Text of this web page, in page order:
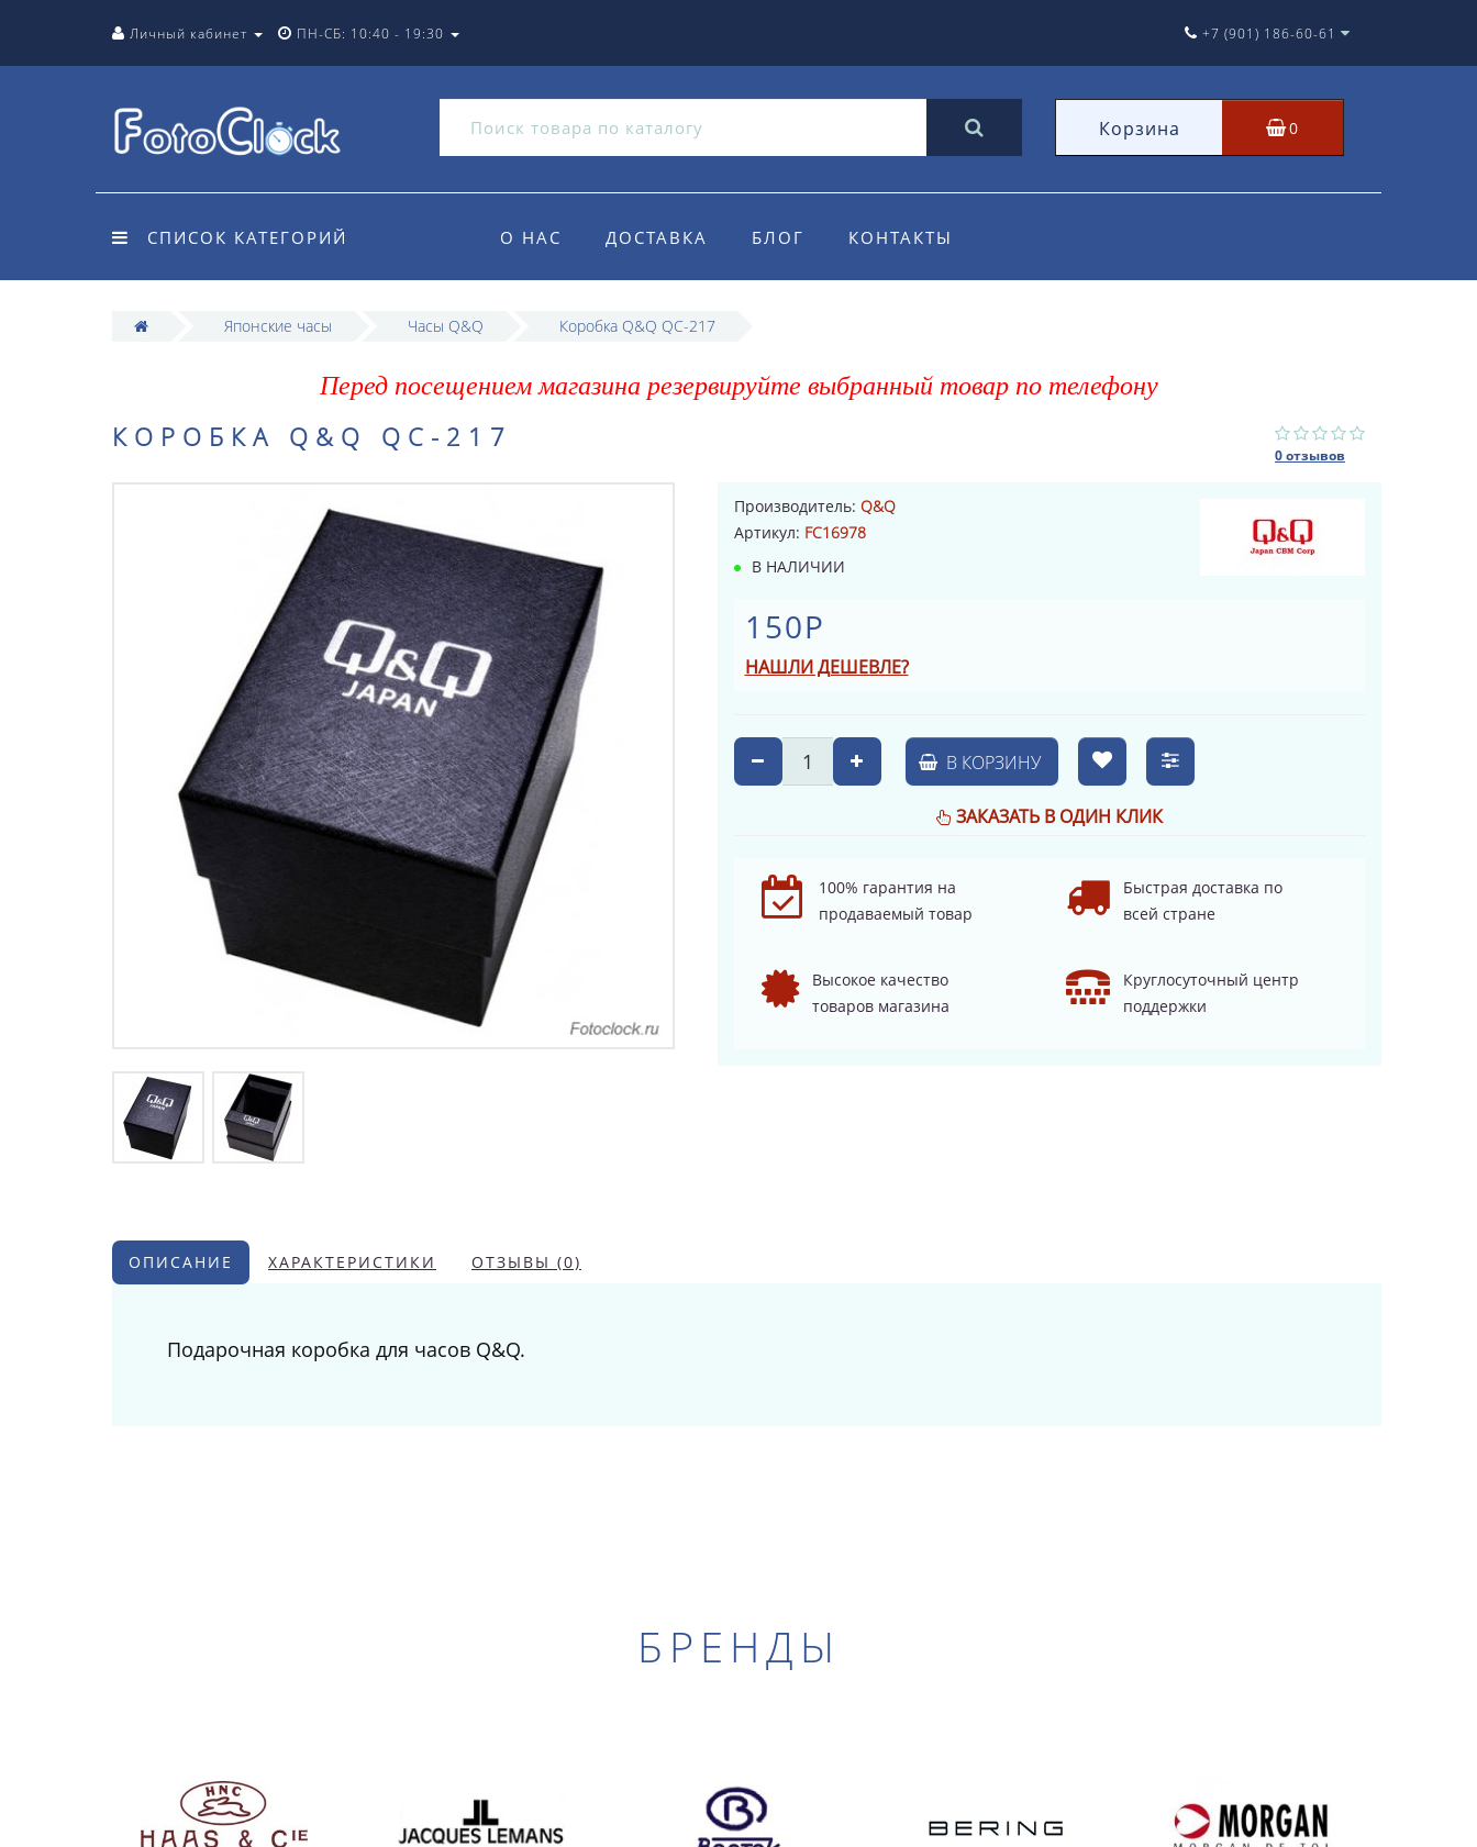
Личный кабинет ПН-СБ: 10:40 - 19:30 +7 (901) 186-60-61
Корзина 0
СПИСОК КАТЕГОРИЙ О НАС ДОСТАВКА БЛОГ КОНТАКТЫ
Японские часы Часы Q&Q Коробка Q&Q QC-217
Перед посещением магазина резервируйте выбранный товар по телефону
КОРОБКА Q&Q QC-217
0 отзывов
Производитель: Q&Q
Артикул: FC16978
В НАЛИЧИИ
150Р
НАШЛИ ДЕШЕВЛЕ?
В КОРЗИНУ
ЗАКАЗАТЬ В ОДИН КЛИК
100% гарантия на
продаваемый товар
Быстрая доставка по
всей стране
Высокое качество
товаров магазина
Круглосуточный центр
поддержки
ОПИСАНИЕ ХАРАКТЕРИСТИКИ ОТЗЫВЫ (0)
Подарочная коробка для часов Q&Q.
БРЕНДЫ